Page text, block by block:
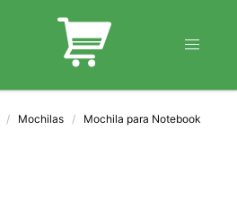
Mochilas
Mochila para Notebook